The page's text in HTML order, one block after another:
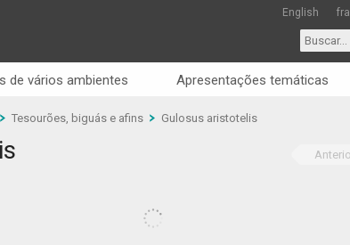
English
de vários ambientes Apresentações temáticas
Tesourões, biguás e afins Gulosus aristotelis